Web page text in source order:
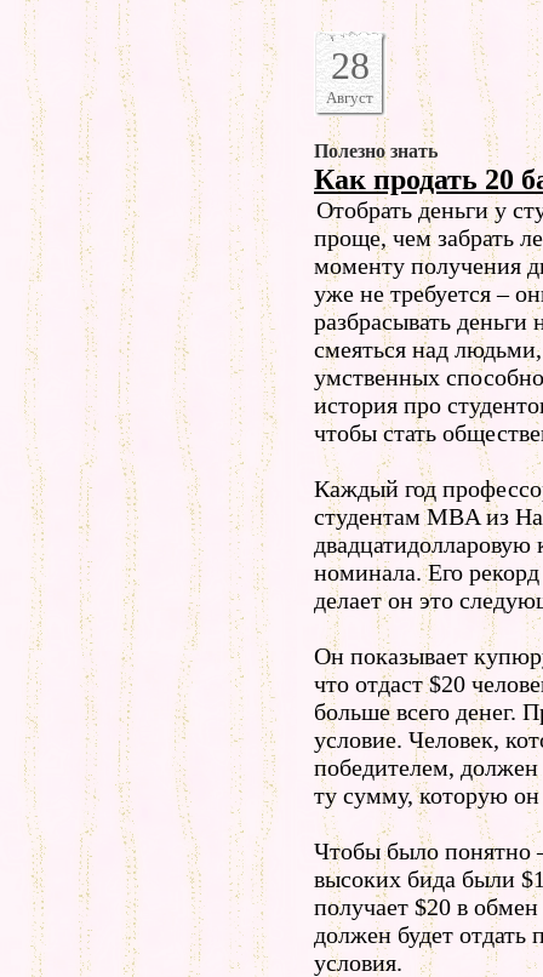
28
Август
Полезно знать
Как продать 20
Отобрать деньги у
проще, чем забрать
моменту получения
уже не требуется –
разбрасывать деньги
смеяться над
умственных
история про
чтобы стать
Каждый год
студентам MBA из
номинала. Его
делает он это
Он показывает
что отдаст $20
больше всего денег.
условие. Человек,
победителем, должен
ту сумму, которую он
Чтобы было понятно
высоких бида были
получает $20 в
должен будет отдать
условия.